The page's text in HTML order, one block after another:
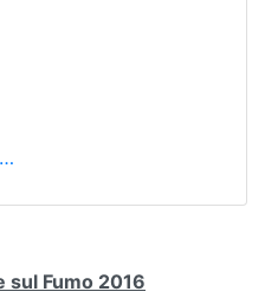
sul Fumo 2016